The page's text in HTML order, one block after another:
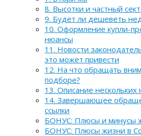
8. Высотки и частный
9. Будет ли дешеветь
10. Оформление купли-
нюансы
11. Новости
это может привести
12. На что обращать
подборе?
13. Описание нескольких
14. Завершающее
ссылки
БОНУС: Плюсы и минусы
БОНУС: Плюсы жизни в